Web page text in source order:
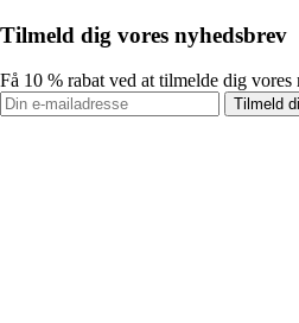
Tilmeld dig vores nyhedsbrev
Få 10 % rabat ved at tilmelde dig vores
Tilmeld